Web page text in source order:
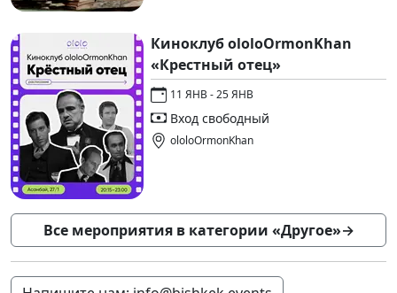
Киноклуб ololoOrmonKhan
«Крестный отец»
11 ЯНВ - 25 ЯНВ
Вход свободный
ololoOrmonKhan
Все мероприятия в категории «Другое»→